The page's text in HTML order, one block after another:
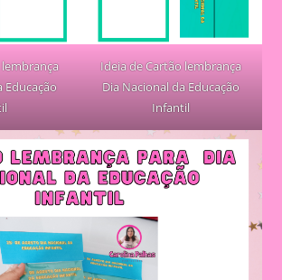
Educação
Ideia de Cartão lembrança
Dia Nacional da Educação
Infantil